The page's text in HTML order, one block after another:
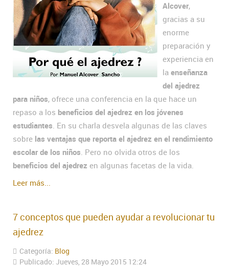
Alcover,
gracias a su
enorme
preparación y
experiencia en
la enseñanza
del ajedrez
para niños, ofrece una conferencia en la que hace un
repaso a los beneficios del ajedrez en los jóvenes
estudiantes. En su charla desvela algunas de las claves
sobre las ventajas que reporta el ajedrez en el rendimiento
escolar de los niños. Pero no olvida otros de los
beneficios del ajedrez en algunas facetas de la vida.
Leer más...
7 conceptos que pueden ayudar a revolucionar tu
ajedrez
Categoría: Blog
Publicado: Jueves, 28 Mayo 2015 12:24